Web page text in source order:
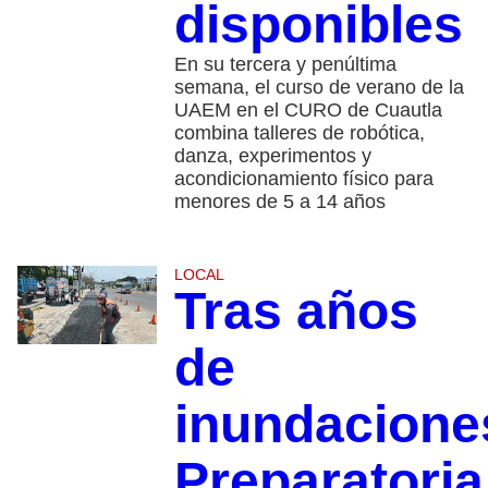
disponibles
En su tercera y penúltima
semana, el curso de verano de la
UAEM en el CURO de Cuautla
combina talleres de robótica,
danza, experimentos y
acondicionamiento físico para
menores de 5 a 14 años
LOCAL
Tras años
de